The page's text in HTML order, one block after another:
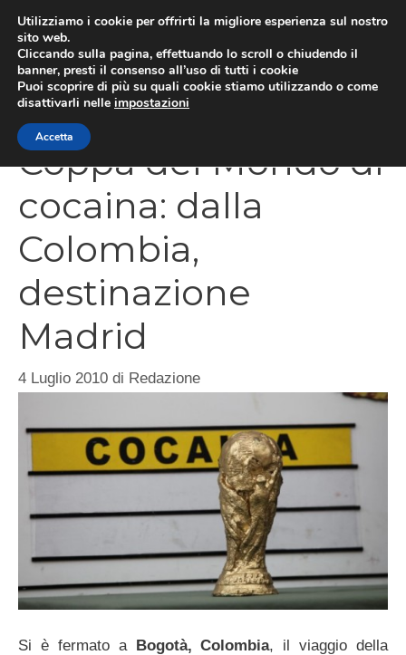
contenuto
Coppa del Mondo di
cocaina: dalla
Colombia,
destinazione
Madrid
4 Luglio 2010 di Redazione
Si è fermato aBogotà, Colombia, il viaggio della
Utilizziamo i cookie per offrirti la migliore esperienza sul nostro
sito web.
Cliccando sulla pagina, effettuando lo scroll o chiudendo il
banner, presti il consenso all’uso di tutti i cookie
Puoi scoprire di più su quali cookie stiamo utilizzando o come
disattivarli nelle impostazioni
Accetta